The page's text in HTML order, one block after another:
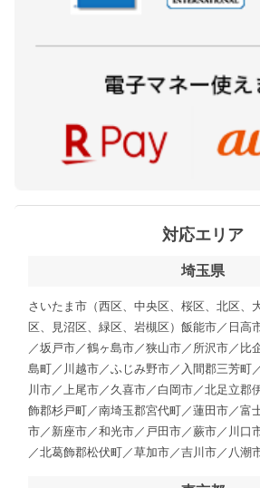
対応エリア
埼玉県
さいたま市（西区、中央区、桜区、北区、
区、見沼区、緑区、岩槻区）飯能市／日高
／坂戸市／鶴ヶ島市／狭山市／所沢市／比
島町／川越市／ふじみ野市／入間郡三芳町
川市／上尾市／久喜市／白岡市／北足立郡
飾郡杉戸町／南埼玉郡宮代町／蓮田市／富
市／新座市／和光市／戸田市／蕨市／川口
／北葛飾郡松伏町／草加市／吉川市／八潮